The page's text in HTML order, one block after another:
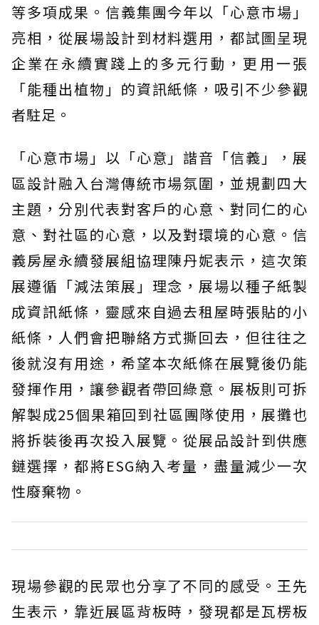
等多項成果。信義集團今年以「心意市場」
亮相，從展場設計到材料選用，都試圖呈現
企業在永續實踐上的多元行動，更用一張
「能種出植物」的資訊紙條，吸引不少參觀
者駐足。
「心意市場」以「心意」諧音「信義」，展
區設計融入台灣傳統市場氛圍，並規劃四大
主題，分別代表對客戶的心意、對同仁的心
意、對社區的心意，以及對環境的心意。信
義房屋永續發展組協理陳丹妮表示，這次策
展遵循「減法策展」理念，展場以種子紙製
成資訊紙條，靈感來自過去租屋時張貼的小
紙條，人們會把聯絡方式撕回去，但往往之
後就沒有用途，希望本次紙條在展覽後仍能
發揮作用，讓參觀者帶回綠意。展板則可拆
解製成25個果箱回到社區團隊使用，展攤也
將拆裝後再次投入展覽。從展品設計到供應
鏈選擇，都將ESG納入考量，盡量減少一次
性廢棄物。
現場參觀的民眾也分享了不同的感受。王先
生表示，靠近展區背板時，發現都是瓦楞板